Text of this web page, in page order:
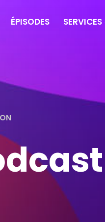
ÉPISODES SERVICES